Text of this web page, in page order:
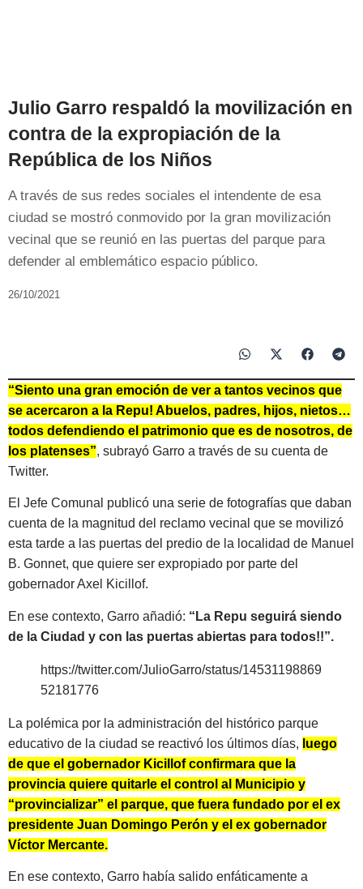
Julio Garro respaldó la movilización en
contra de la expropiación de la
República de los Niños
A través de sus redes sociales el intendente de esa
ciudad se mostró conmovido por la gran movilización
vecinal que se reunió en las puertas del parque para
defender al emblemático espacio público.
26/10/2021
“Siento una gran emoción de ver a tantos vecinos que
se acercaron a la Repu! Abuelos, padres, hijos, nietos…
todos defendiendo el patrimonio que es de nosotros, de
los platenses”, subrayó Garro a través de su cuenta de
Twitter.
El Jefe Comunal publicó una serie de fotografías que daban
cuenta de la magnitud del reclamo vecinal que se movilizó
esta tarde a las puertas del predio de la localidad de Manuel
B. Gonnet, que quiere ser expropiado por parte del
gobernador Axel Kicillof.
En ese contexto, Garro añadió: “La Repu seguirá siendo
de la Ciudad y con las puertas abiertas para todos!!”.
https://twitter.com/JulioGarro/status/14531198869
52181776
La polémica por la administración del histórico parque
educativo de la ciudad se reactivó los últimos días, luego
de que el gobernador Kicillof confirmara que la
provincia quiere quitarle el control al Municipio y
“provincializar” el parque, que fuera fundado por el ex
presidente Juan Domingo Perón y el ex gobernador
Víctor Mercante.
En ese contexto, Garro había salido enfáticamente a